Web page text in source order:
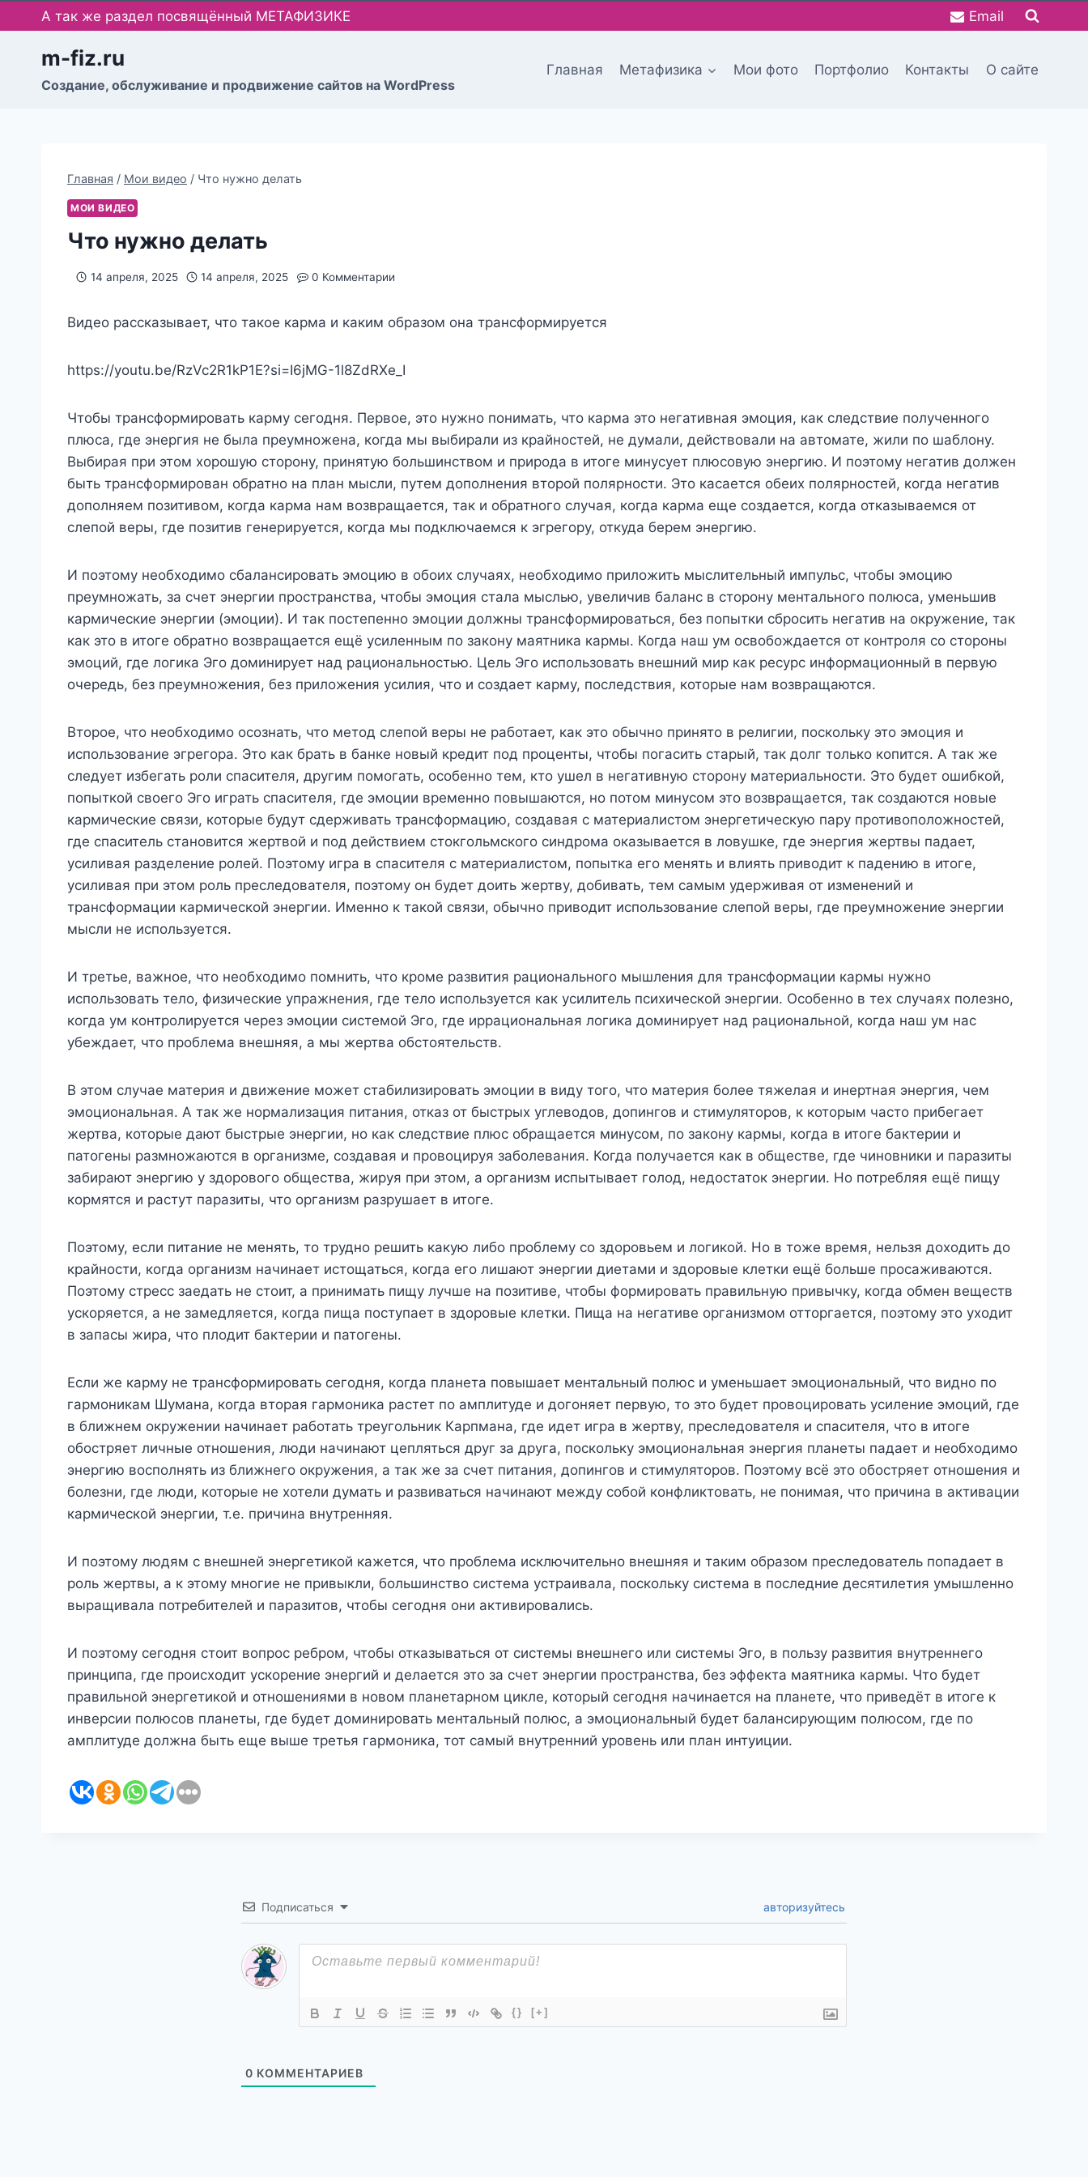
Перейти
к
содержимому
А так же раздел посвящённый МЕТАФИЗИКЕ Email
m-fiz.ru
Cоздание, обслуживание и продвижение сайтов на WordPress
Главная Метафизика Мои фото Портфолио Контакты О сайте
Главная / Мои видео / Что нужно делать
МОИ ВИДЕО
Что нужно делать
14 апреля, 2025 14 апреля, 2025 0 Комментарии
Видео рассказывает, что такое карма и каким образом она трансформируется
https://youtu.be/RzVc2R1kP1E?si=I6jMG-1l8ZdRXe_I
Чтобы трансформировать карму сегодня. Первое, это нужно понимать, что карма это негативная эмоция, как следствие полученного
плюса, где энергия не была преумножена, когда мы выбирали из крайностей, не думали, действовали на автомате, жили по шаблону.
Выбирая при этом хорошую сторону, принятую большинством и природа в итоге минусует плюсовую энергию. И поэтому негатив должен
быть трансформирован обратно на план мысли, путем дополнения второй полярности. Это касается обеих полярностей, когда негатив
дополняем позитивом, когда карма нам возвращается, так и обратного случая, когда карма еще создается, когда отказываемся от
слепой веры, где позитив генерируется, когда мы подключаемся к эгрегору, откуда берем энергию.
И поэтому необходимо сбалансировать эмоцию в обоих случаях, необходимо приложить мыслительный импульс, чтобы эмоцию
преумножать, за счет энергии пространства, чтобы эмоция стала мыслью, увеличив баланс в сторону ментального полюса, уменьшив
кармические энергии (эмоции). И так постепенно эмоции должны трансформироваться, без попытки сбросить негатив на окружение, так
как это в итоге обратно возвращается ещё усиленным по закону маятника кармы. Когда наш ум освобождается от контроля со стороны
эмоций, где логика Эго доминирует над рациональностью. Цель Эго использовать внешний мир как ресурс информационный в первую
очередь, без преумножения, без приложения усилия, что и создает карму, последствия, которые нам возвращаются.
Второе, что необходимо осознать, что метод слепой веры не работает, как это обычно принято в религии, поскольку это эмоция и
использование эгрегора. Это как брать в банке новый кредит под проценты, чтобы погасить старый, так долг только копится. А так же
следует избегать роли спасителя, другим помогать, особенно тем, кто ушел в негативную сторону материальности. Это будет ошибкой,
попыткой своего Эго играть спасителя, где эмоции временно повышаются, но потом минусом это возвращается, так создаются новые
кармические связи, которые будут сдерживать трансформацию, создавая с материалистом энергетическую пару противоположностей,
где спаситель становится жертвой и под действием стокгольмского синдрома оказывается в ловушке, где энергия жертвы падает,
усиливая разделение ролей. Поэтому игра в спасителя с материалистом, попытка его менять и влиять приводит к падению в итоге,
усиливая при этом роль преследователя, поэтому он будет доить жертву, добивать, тем самым удерживая от изменений и
трансформации кармической энергии. Именно к такой связи, обычно приводит использование слепой веры, где преумножение энергии
мысли не используется.
И третье, важное, что необходимо помнить, что кроме развития рационального мышления для трансформации кармы нужно
использовать тело, физические упражнения, где тело используется как усилитель психической энергии. Особенно в тех случаях полезно,
когда ум контролируется через эмоции системой Эго, где иррациональная логика доминирует над рациональной, когда наш ум нас
убеждает, что проблема внешняя, а мы жертва обстоятельств.
В этом случае материя и движение может стабилизировать эмоции в виду того, что материя более тяжелая и инертная энергия, чем
эмоциональная. А так же нормализация питания, отказ от быстрых углеводов, допингов и стимуляторов, к которым часто прибегает
жертва, которые дают быстрые энергии, но как следствие плюс обращается минусом, по закону кармы, когда в итоге бактерии и
патогены размножаются в организме, создавая и провоцируя заболевания. Когда получается как в обществе, где чиновники и паразиты
забирают энергию у здорового общества, жируя при этом, а организм испытывает голод, недостаток энергии. Но потребляя ещё пищу
кормятся и растут паразиты, что организм разрушает в итоге.
Поэтому, если питание не менять, то трудно решить какую либо проблему со здоровьем и логикой. Но в тоже время, нельзя доходить до
крайности, когда организм начинает истощаться, когда его лишают энергии диетами и здоровые клетки ещё больше просаживаются.
Поэтому стресс заедать не стоит, а принимать пищу лучше на позитиве, чтобы формировать правильную привычку, когда обмен веществ
ускоряется, а не замедляется, когда пища поступает в здоровые клетки. Пища на негативе организмом отторгается, поэтому это уходит
в запасы жира, что плодит бактерии и патогены.
Если же карму не трансформировать сегодня, когда планета повышает ментальный полюс и уменьшает эмоциональный, что видно по
гармоникам Шумана, когда вторая гармоника растет по амплитуде и догоняет первую, то это будет провоцировать усиление эмоций, где
в ближнем окружении начинает работать треугольник Карпмана, где идет игра в жертву, преследователя и спасителя, что в итоге
обостряет личные отношения, люди начинают цепляться друг за друга, поскольку эмоциональная энергия планеты падает и необходимо
энергию восполнять из ближнего окружения, а так же за счет питания, допингов и стимуляторов. Поэтому всё это обостряет отношения и
болезни, где люди, которые не хотели думать и развиваться начинают между собой конфликтовать, не понимая, что причина в активации
кармической энергии, т.е. причина внутренняя.
И поэтому людям с внешней энергетикой кажется, что проблема исключительно внешняя и таким образом преследователь попадает в
роль жертвы, а к этому многие не привыкли, большинство система устраивала, поскольку система в последние десятилетия умышленно
выращивала потребителей и паразитов, чтобы сегодня они активировались.
И поэтому сегодня стоит вопрос ребром, чтобы отказываться от системы внешнего или системы Эго, в пользу развития внутреннего
принципа, где происходит ускорение энергий и делается это за счет энергии пространства, без эффекта маятника кармы. Что будет
правильной энергетикой и отношениями в новом планетарном цикле, который сегодня начинается на планете, что приведёт в итоге к
инверсии полюсов планеты, где будет доминировать ментальный полюс, а эмоциональный будет балансирующим полюсом, где по
амплитуде должна быть еще выше третья гармоника, тот самый внутренний уровень или план интуиции.
Подписаться авторизуйтесь
{} [+]
0 КОММЕНТАРИЕВ